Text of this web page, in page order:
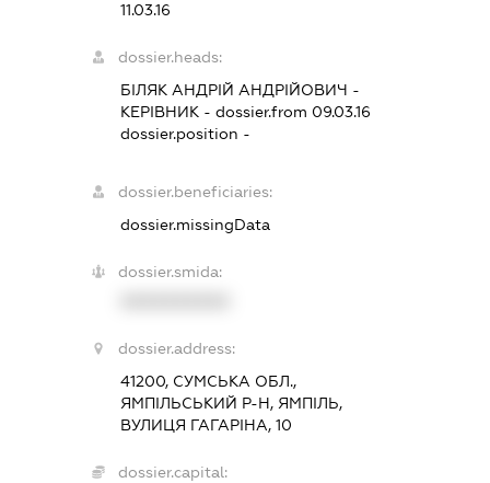
11.03.16
dossier.heads:
БІЛЯК АНДРІЙ АНДРІЙОВИЧ -
КЕРІВНИК - dossier.from 09.03.16
dossier.position -
dossier.beneficiaries:
dossier.missingData
dossier.smida:
dossier.address:
41200, СУМСЬКА ОБЛ.,
ЯМПІЛЬСЬКИЙ Р-Н, ЯМПІЛЬ,
ВУЛИЦЯ ГАГАРІНА, 10
dossier.capital: